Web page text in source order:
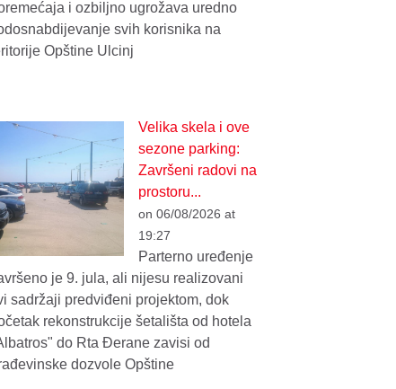
i ozbiljno ugrožava uredno
svih korisnika na
Opštine Ulcinj
Velika skela i ove
sezone parking:
Završeni radovi na
prostoru...
on 06/08/2026 at
19:27
Parterno uređenje
je 9. jula, ali nijesu realizovani
sadržaji predviđeni projektom, dok
rekonstrukcije šetališta od hotela
do Rta Đerane zavisi od
dozvole Opštine